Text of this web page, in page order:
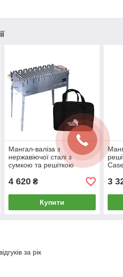
Мангал-валіза з
нержавіючої сталі з
сумкою та решіткою
4 620₴
Купити
3
за рік